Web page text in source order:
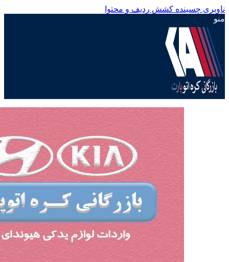
ناوبری چسبنده کشش ردیف و محتوا
منو